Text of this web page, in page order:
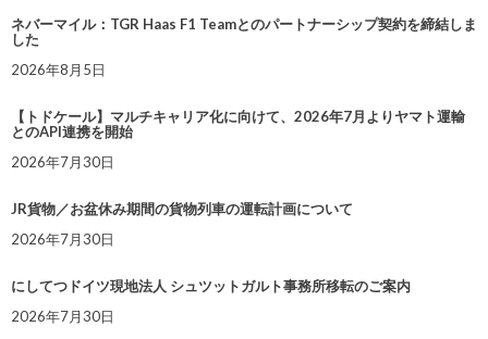
ネバーマイル：TGR Haas F1 Teamとのパートナーシップ契約を締結しま
した
2026年8月5日
【トドケール】マルチキャリア化に向けて、2026年7月よりヤマト運輸
とのAPI連携を開始
2026年7月30日
JR貨物／お盆休み期間の貨物列車の運転計画について
2026年7月30日
にしてつドイツ現地法人 シュツットガルト事務所移転のご案内
2026年7月30日